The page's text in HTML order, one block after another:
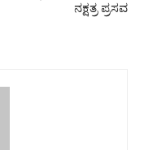
ನಕ್ಷತ್ರ ಪ್ರಸವ